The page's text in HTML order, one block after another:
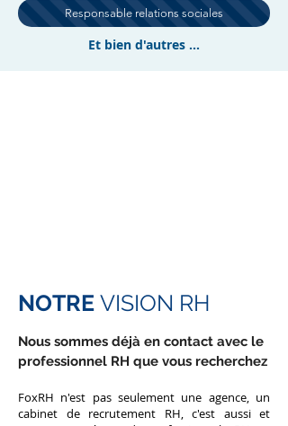
Responsable relations sociales
Et bien d'autres ...
NOTRE VISION RH
Nous sommes déjà en contact avec le
professionnel RH que vous recherchez
FoxRH n'est pas seulement une agence, un
cabinet de recrutement RH, c'est aussi et